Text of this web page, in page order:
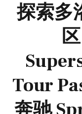
探索多
Tour